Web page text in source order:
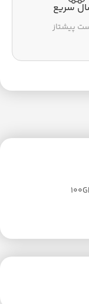
سریع
پیشتاز